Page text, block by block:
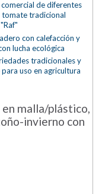
de diferentes
tomate tradicional
con calefacción y
lucha ecológica
tradicionales y
uso en agricultura
malla/plástico,
invierno con